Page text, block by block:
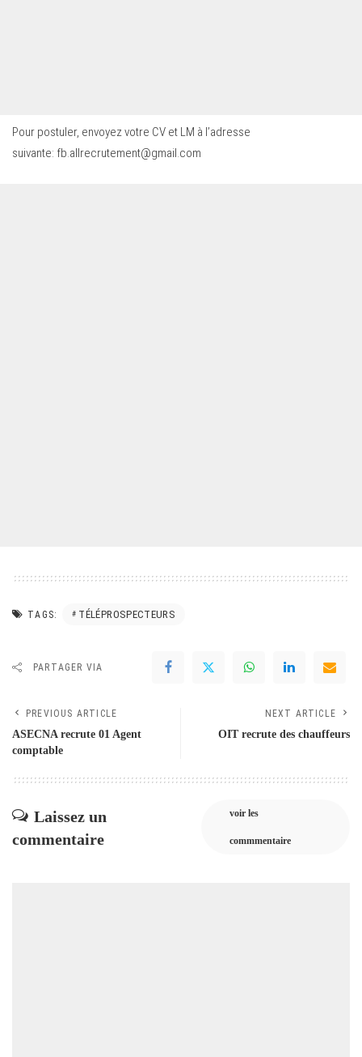
Pour postuler, envoyez votre CV et LM à l’adresse
suivante: fb.allrecrutement@gmail.com
TAGS: TÉLÉPROSPECTEURS
PARTAGER VIA
PREVIOUS ARTICLE
ASECNA recrute 01 Agent
comptable
NEXT ARTICLE
OIT recrute des chauffeurs
Laissez un
commentaire
voir les
commmentaire